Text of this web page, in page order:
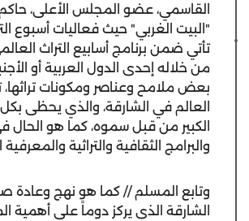
القاسمي، عضو المجلس الأعلى، حاكم
"البيت الغربي" حيث فعاليات أسبوع
تأتي ضمن برنامج أسابيع التراث
من خلاله إحدى الدول العربية أو
بعض ملامح وعناصر ومكونات
العالم في الشارقة، والذي يحظى
الكبير من قبل سموه، كما هو الحال
والبرامج الثقافية والتراثية
وتابع المسلم // كما هو نهج وعادة
الشارقة الذي يركز دوماً على أهمية